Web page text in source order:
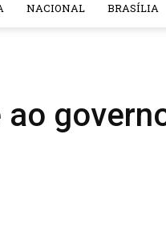
NACIONAL BRASÍLIA